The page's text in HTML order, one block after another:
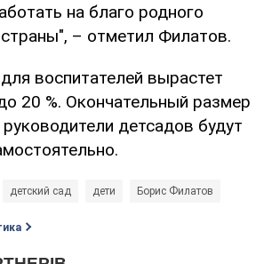
на благо родного
– отметил Филатов.
воспитателей вырастет
20 %. Окончательный размер
детсадов будут
детский сад дети Борис Филатов